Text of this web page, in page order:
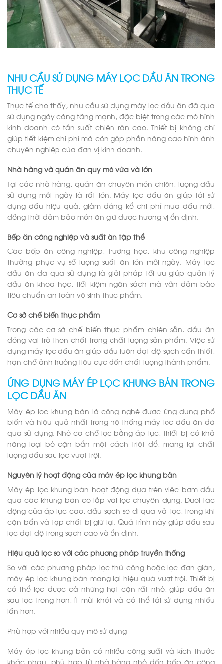
NHU CẦU SỬ DỤNG MÁY LỌC DẦU ĂN TRONG
THỰC TẾ
Thực tế cho thấy, nhu cầu sử dụng máy lọc dầu ăn đã qua
sử dụng ngày càng tăng mạnh, đặc biệt trong các mô hình
kinh doanh có tần suất chiên rán cao. Thiết bị không chỉ
giúp tiết kiệm chi phí mà còn góp phần nâng cao hình ảnh
chuyên nghiệp của đơn vị kinh doanh.
Nhà hàng và quán ăn quy mô vừa và lớn
Tại các nhà hàng, quán ăn chuyên món chiên, lượng dầu
sử dụng mỗi ngày là rất lớn. Máy lọc dầu ăn giúp tái sử
dụng dầu hiệu quả, giảm đáng kể chi phí mua dầu mới,
đồng thời đảm bảo món ăn giữ được hương vị ổn định.
Bếp ăn công nghiệp và suất ăn tập thể
Các bếp ăn công nghiệp, trường học, khu công nghiệp
thường phục vụ số lượng suất ăn lớn mỗi ngày. Máy lọc
dầu ăn đã qua sử dụng là giải pháp tối ưu giúp quản lý
dầu ăn khoa học, tiết kiệm ngân sách mà vẫn đảm bảo
tiêu chuẩn an toàn vệ sinh thực phẩm.
Cơ sở chế biến thực phẩm
Trong các cơ sở chế biến thực phẩm chiên sẵn, dầu ăn
đóng vai trò then chốt trong chất lượng sản phẩm. Việc sử
dụng máy lọc dầu ăn giúp dầu luôn đạt độ sạch cần thiết,
hạn chế ảnh hưởng tiêu cực đến chất lượng thành phẩm.
ỨNG DỤNG MÁY ÉP LỌC KHUNG BẢN TRONG
LỌC DẦU ĂN
Máy ép lọc khung bản là công nghệ được ứng dụng phổ
biến và hiệu quả nhất trong hệ thống máy lọc dầu ăn đã
qua sử dụng. Nhờ cơ chế lọc bằng áp lực, thiết bị có khả
năng loại bỏ cặn bẩn một cách triệt để, mang lại chất
lượng dầu sau lọc vượt trội.
Nguyên lý hoạt động của máy ép lọc khung bản
Máy ép lọc khung bản hoạt động dựa trên việc bơm dầu
qua các khung bản có lắp vải lọc chuyên dụng. Dưới tác
động của áp lực cao, dầu sạch sẽ đi qua vải lọc, trong khi
cặn bẩn và tạp chất bị giữ lại. Quá trình này giúp dầu sau
lọc đạt độ trong sạch cao và ổn định.
Hiệu quả lọc so với các phương pháp truyền thống
So với các phương pháp lọc thủ công hoặc lọc đơn giản,
máy ép lọc khung bản mang lại hiệu quả vượt trội. Thiết bị
có thể lọc được cả những hạt cặn rất nhỏ, giúp dầu ăn
sau lọc trong hơn, ít mùi khét và có thể tái sử dụng nhiều
lần hơn.
Phù hợp với nhiều quy mô sử dụng
Máy ép lọc khung bản có nhiều công suất và kích thước
khác nhau, phù hợp từ nhà hàng nhỏ đến bếp ăn công